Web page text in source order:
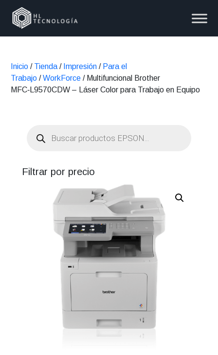
Inicio / Tienda / Impresión / Para el
Trabajo /WorkForce / Multifuncional Brother
MFC‑L9570CDW – Láser Color para Trabajo en Equipo
productos
Filtrar por precio